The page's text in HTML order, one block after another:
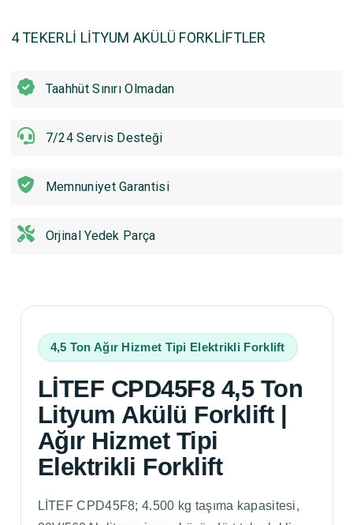
4 TEKERLİ LİTYUM AKÜLÜ FORKLİFTLER
Taahhüt Sınırı Olmadan
7/24 Servis Desteği
Memnuniyet Garantisi
Orjinal Yedek Parça
4,5 Ton Ağır Hizmet Tipi Elektrikli Forklift
LİTEF CPD45F8 4,5 Ton
Lityum Akülü Forklift |
Ağır Hizmet Tipi
Elektrikli Forklift
LİTEF CPD45F8; 4.500 kg taşıma kapasitesi,